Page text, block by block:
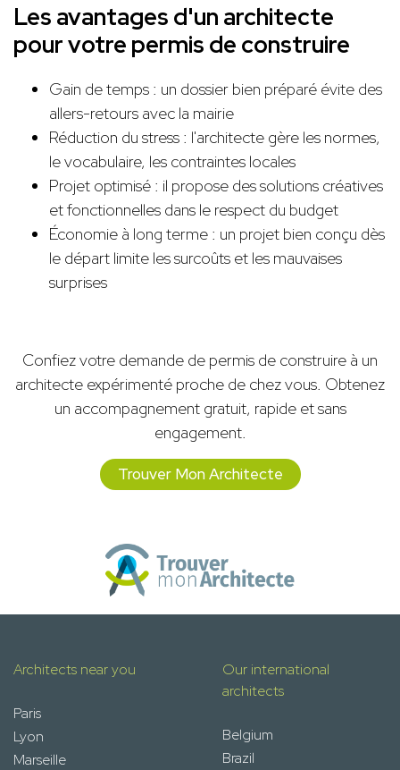
Les avantages d'un architecte
pour votre permis de construire
Gain de temps : un dossier bien préparé évite des
allers-retours avec la mairie
Réduction du stress : l'architecte gère les normes,
le vocabulaire, les contraintes locales
Projet optimisé : il propose des solutions créatives
et fonctionnelles dans le respect du budget
Économie à long terme : un projet bien conçu dès
le départ limite les surcoûts et les mauvaises
surprises
Confiez votre demande de permis de construire à un
architecte expérimenté proche de chez vous. Obtenez
un accompagnement gratuit, rapide et sans
engagement.
Trouver Mon Architecte
Architects near you
Paris
Lyon
Marseille
Our international
architects
Belgium
Brazil